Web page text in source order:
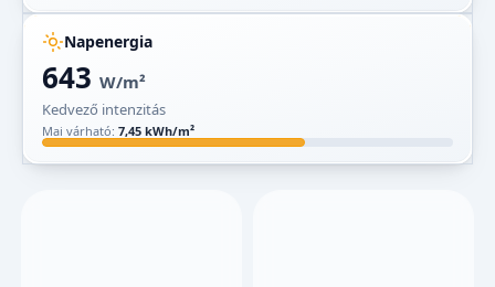
Napenergia
643 W/m²
Kedvező intenzitás
Mai várható: 7,45 kWh/m²